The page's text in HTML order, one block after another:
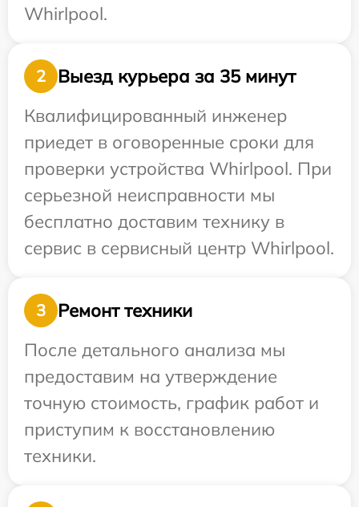
Whirlpool.
2
Выезд курьера за 35 минут
Квалифицированный инженер
приедет в оговоренные сроки для
проверки устройства Whirlpool. При
серьезной неисправности мы
бесплатно доставим технику в
сервис в сервисный центр Whirlpool.
3
Ремонт техники
После детального анализа мы
предоставим на утверждение
точную стоимость, график работ и
приступим к восстановлению
техники.